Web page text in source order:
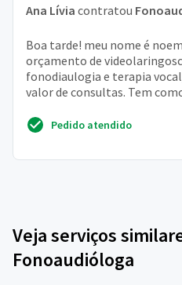
Ana Lívia contratou
Boa tarde! meu nome é
orçamento de
fonodiaulogia e terapia
valor de consultas. Tem
Pedido atendido
Veja serviços
Fonoaudióloga